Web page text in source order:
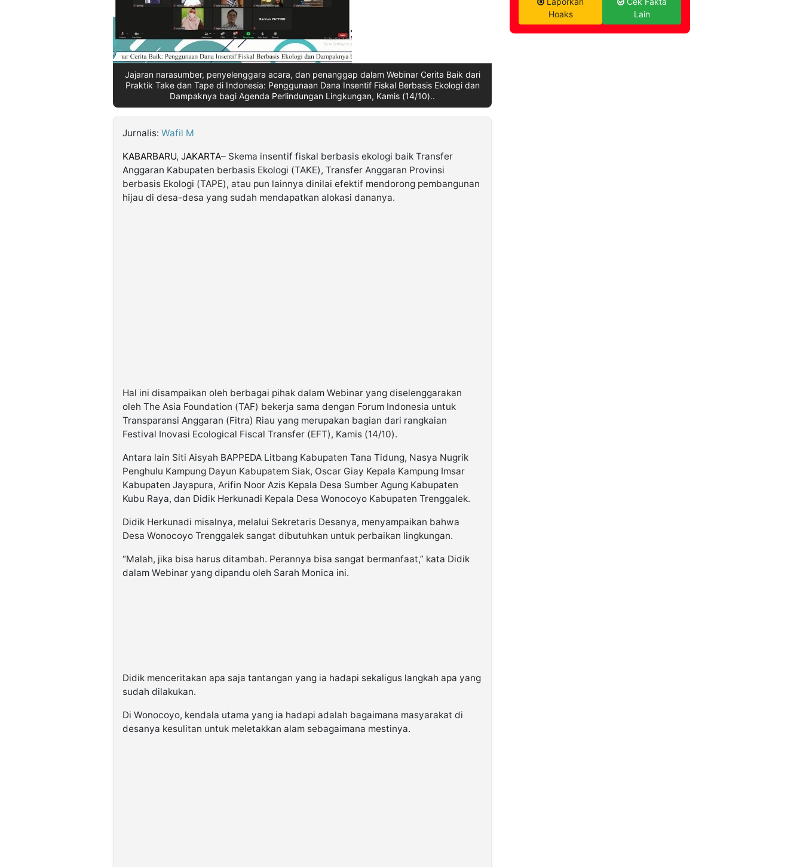
Jajaran narasumber, penyelenggara acara, dan penanggap dalam Webinar Cerita Baik dari
Praktik Take dan Tape di Indonesia: Penggunaan Dana Insentif Fiskal Berbasis Ekologi dan
Dampaknya bagi Agenda Perlindungan Lingkungan, Kamis (14/10)..
Jurnalis: Wafil M
KABARBARU, JAKARTA– Skema insentif fiskal berbasis ekologi baik Transfer
Anggaran Kabupaten berbasis Ekologi (TAKE), Transfer Anggaran Provinsi
berbasis Ekologi (TAPE), atau pun lainnya dinilai efektif mendorong pembangunan
hijau di desa-desa yang sudah mendapatkan alokasi dananya.
Hal ini disampaikan oleh berbagai pihak dalam Webinar yang diselenggarakan
oleh The Asia Foundation (TAF) bekerja sama dengan Forum Indonesia untuk
Transparansi Anggaran (Fitra) Riau yang merupakan bagian dari rangkaian
Festival Inovasi Ecological Fiscal Transfer (EFT), Kamis (14/10).
Antara lain Siti Aisyah BAPPEDA Litbang Kabupaten Tana Tidung, Nasya Nugrik
Penghulu Kampung Dayun Kabupatem Siak, Oscar Giay Kepala Kampung Imsar
Kabupaten Jayapura, Arifin Noor Azis Kepala Desa Sumber Agung Kabupaten
Kubu Raya, dan Didik Herkunadi Kepala Desa Wonocoyo Kabupaten Trenggalek.
Didik Herkunadi misalnya, melalui Sekretaris Desanya, menyampaikan bahwa
Desa Wonocoyo Trenggalek sangat dibutuhkan untuk perbaikan lingkungan.
“Malah, jika bisa harus ditambah. Perannya bisa sangat bermanfaat,” kata Didik
dalam Webinar yang dipandu oleh Sarah Monica ini.
Didik menceritakan apa saja tantangan yang ia hadapi sekaligus langkah apa yang
sudah dilakukan.
Di Wonocoyo, kendala utama yang ia hadapi adalah bagaimana masyarakat di
desanya kesulitan untuk meletakkan alam sebagaimana mestinya.
Hoaks
Lain